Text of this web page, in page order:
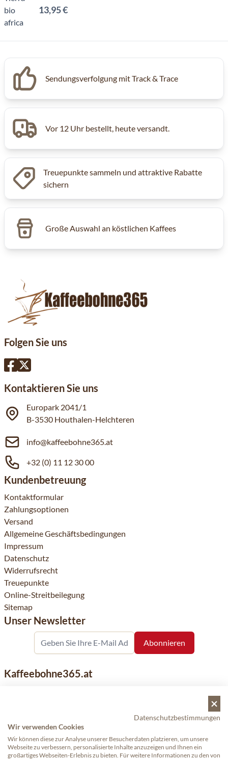
13,95 €
Sendungsverfolgung mit Track & Trace
Vor 12 Uhr bestellt, heute versandt.
Treuepunkte sammeln und attraktive Rabatte
sichern
Große Auswahl an köstlichen Kaffees
Folgen Sie uns
Kontaktieren Sie uns
Europark 2041/1
B-3530 Houthalen-Helchteren
info@kaffeebohne365.at
+32 (0) 11 12 30 00
Kundenbetreuung
Kontaktformular
Zahlungsoptionen
Versand
Allgemeine Geschäftsbedingungen
Impressum
Datenschutz
Widerrufsrecht
Treuepunkte
Online-Streitbeilegung
Sitemap
Unser Newsletter
Kaffeebohne365.at
bekannter nationaler und internationaler Marken ist eine
unserer Spezialitäten. Qualität und Kundenservice stehen
dabei an erster Stelle.
Datenschutzbestimmungen
Wir verwenden Cookies
Wir können diese zur Analyse unserer Besucherdaten platzieren, um unsere
Webseite zu verbessern, personalisierte Inhalte anzuzeigen und Ihnen ein
großartiges Webseiten-Erlebnis zu bieten. Für weitere Informationen zu den von